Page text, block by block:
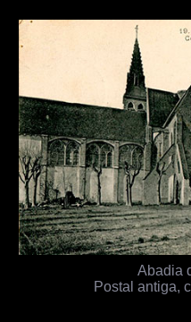
Abadia
Postal antiga,